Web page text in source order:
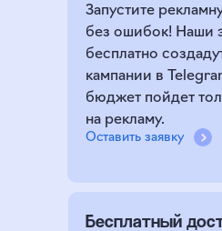
Запустите
без ошибок! Наши
бесплатно
кампании в
бюджет пойдет
на рекламу.
Оставить заявку
Бесплатный